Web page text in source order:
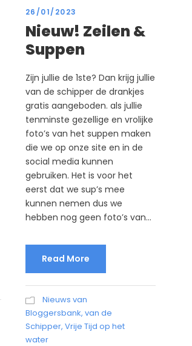
26/01/2023
Nieuw! Zeilen &
Suppen
Zijn jullie de 1ste? Dan krijg jullie
van de schipper de drankjes
gratis aangeboden. als jullie
tenminste gezellige en vrolijke
foto’s van het suppen maken
die we op onze site en in de
social media kunnen
gebruiken. Het is voor het
eerst dat we sup’s mee
kunnen nemen dus we
hebben nog geen foto’s van...
Read More
Nieuws van
Bloggersbank, van de
Schipper, Vrije Tijd op het
water